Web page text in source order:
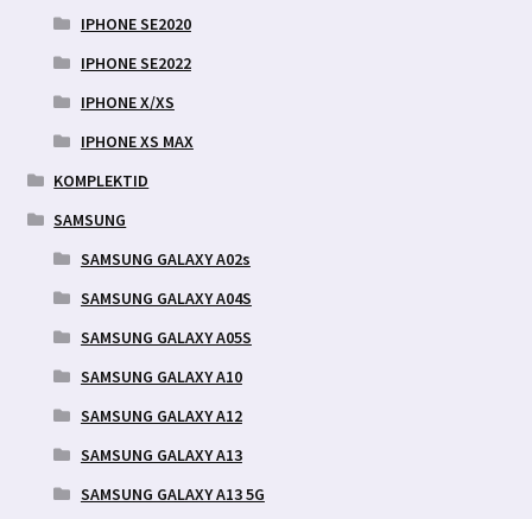
IPHONE SE2020
IPHONE SE2022
IPHONE X/XS
IPHONE XS MAX
KOMPLEKTID
SAMSUNG
SAMSUNG GALAXY A02s
SAMSUNG GALAXY A04S
SAMSUNG GALAXY A05S
SAMSUNG GALAXY A10
SAMSUNG GALAXY A12
SAMSUNG GALAXY A13
SAMSUNG GALAXY A13 5G